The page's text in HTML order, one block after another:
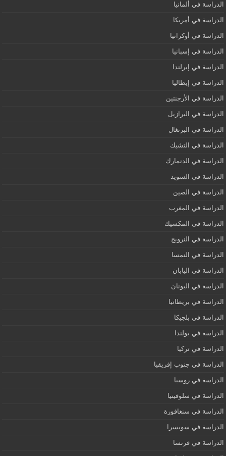
الدراسة في ألمانيا
الدراسة في أمريكا
الدراسة في أوكرانيا
الدراسة في إسبانيا
الدراسة في إيرلندا
الدراسة في إيطاليا
الدراسة في الأرجنتين
الدراسة في البرازيل
الدراسة في البرتغال
الدراسة في التشيك
الدراسة في الدنمارك
الدراسة في السويد
الدراسة في الصين
الدراسة في المغرب
الدراسة في المكسيك
الدراسة في النرويج
الدراسة في النمسا
الدراسة في اليابان
الدراسة في اليونان
الدراسة في بريطانيا
الدراسة في بلجيكا
الدراسة في بولندا
الدراسة في تركيا
الدراسة في جنوب إفريقيا
الدراسة في روسيا
الدراسة في سلوفينيا
الدراسة في سنغافورة
الدراسة في سويسرا
الدراسة في فرنسا